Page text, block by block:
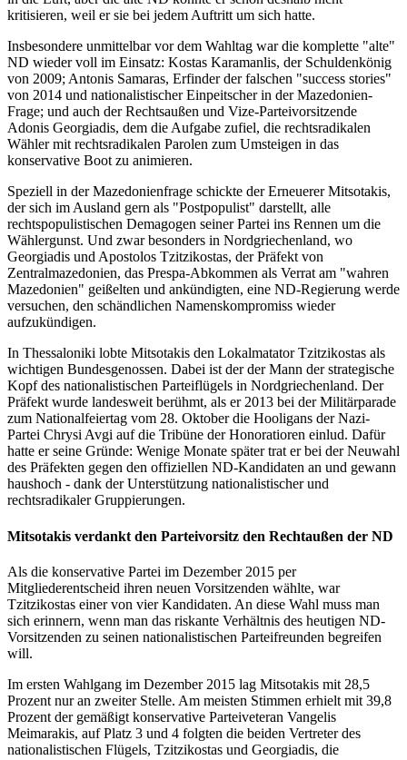
kritisieren, weil er sie bei jedem Auftritt um sich hatte.
Insbesondere unmittelbar vor dem Wahltag war die komplette "alte"
ND wieder voll im Einsatz: Kostas Karamanlis, der Schuldenkönig
von 2009; Antonis Samaras, Erfinder der falschen "success stories"
von 2014 und nationalistischer Einpeitscher in der Mazedonien-
Frage; und auch der Rechtsaußen und Vize-Parteivorsitzende
Adonis Georgiadis, dem die Aufgabe zufiel, die rechtsradikalen
Wähler mit rechtsradikalen Parolen zum Umsteigen in das
konservative Boot zu animieren.
Speziell in der Mazedonienfrage schickte der Erneuerer Mitsotakis,
der sich im Ausland gern als "Postpopulist" darstellt, alle
rechtspopulistischen Demagogen seiner Partei ins Rennen um die
Wählergunst. Und zwar besonders in Nordgriechenland, wo
Georgiadis und Apostolos Tzitzikostas, der Präfekt von
Zentralmazedonien, das Prespa-Abkommen als Verrat am "wahren
Mazedonien" geißelten und ankündigten, eine ND-Regierung werde
versuchen, den schändlichen Namenskompromiss wieder
aufzukündigen.
In Thessaloniki lobte Mitsotakis den Lokalmatator Tzitzikostas als
wichtigen Bundesgenossen. Dabei ist der der Mann der strategische
Kopf des nationalistischen Parteiflügels in Nordgriechenland. Der
Präfekt wurde landesweit berühmt, als er 2013 bei der Militärparade
zum Nationalfeiertag vom 28. Oktober die Hooligans der Nazi-
Partei Chrysi Avgi auf die Tribüne der Honoratioren einlud. Dafür
hatte er seine Gründe: Wenige Monate später trat er bei der Neuwahl
des Präfekten gegen den offiziellen ND-Kandidaten an und gewann
haushoch - dank der Unterstützung nationalistischer und
rechtsradikaler Gruppierungen.
Mitsotakis verdankt den Parteivorsitz den Rechtaußen der ND
Als die konservative Partei im Dezember 2015 per
Mitgliederentscheid ihren neuen Vorsitzenden wählte, war
Tzitzikostas einer von vier Kandidaten. An diese Wahl muss man
sich erinnern, wenn man das riskante Verhältnis des heutigen ND-
Vorsitzenden zu seinen nationalistischen Parteifreunden begreifen
will.
Im ersten Wahlgang im Dezember 2015 lag Mitsotakis mit 28,5
Prozent nur an zweiter Stelle. Am meisten Stimmen erhielt mit 39,8
Prozent der gemäßigt konservative Parteiveteran Vangelis
Meimarakis, auf Platz 3 und 4 folgten die beiden Vertreter des
nationalistischen Flügels, Tzitzikostas und Georgiadis, die